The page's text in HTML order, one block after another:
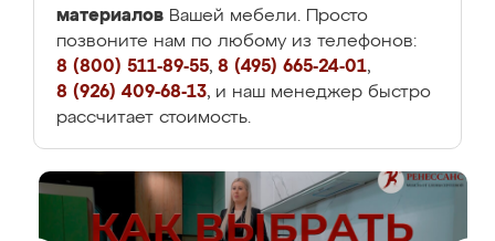
материалов Вашей мебели. Просто
позвоните нам по любому из телефонов:
8 (800) 511-89-55, 8 (495) 665-24-01,
8 (926) 409-68-13, и наш менеджер быстро
рассчитает стоимость.